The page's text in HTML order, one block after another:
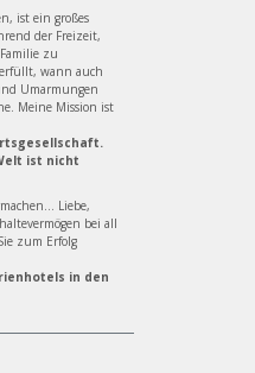
ist ein großes
der Freizeit,
zu
wann auch
Umarmungen
Meine Mission ist
ist nicht
Liebe,
bei all
zum Erfolg
in den